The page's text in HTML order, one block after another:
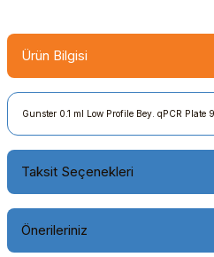
Ürün Bilgisi
Gunster 0.1 ml Low Profile Bey. qPCR Plate
Taksit Seçenekleri
Önerileriniz